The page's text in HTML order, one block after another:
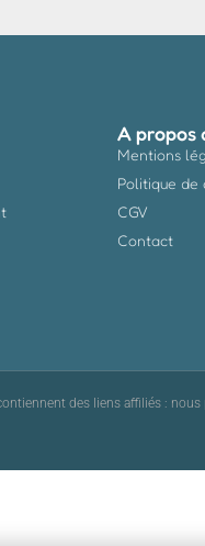
A propos
Mentions
Politique
CGV
Contact
des liens affiliés :